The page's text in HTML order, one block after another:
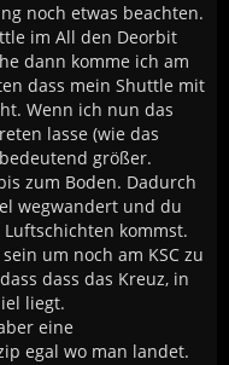
noch etwas beachten.
im All den Deorbit
dann komme ich am
dass mein Shuttle mit
Wenn ich nun das
lasse (wie das
größer.
zum Boden. Dadurch
wegwandert und du
kommst.
um noch am KSC zu
dass das Kreuz, in
liegt.
eine
egal wo man landet.